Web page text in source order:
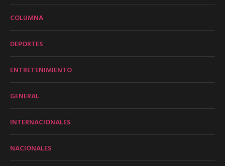
COLUMNA
DEPORTES
ENTRETENIMIENTO
GENERAL
INTERNACIONALES
NACIONALES